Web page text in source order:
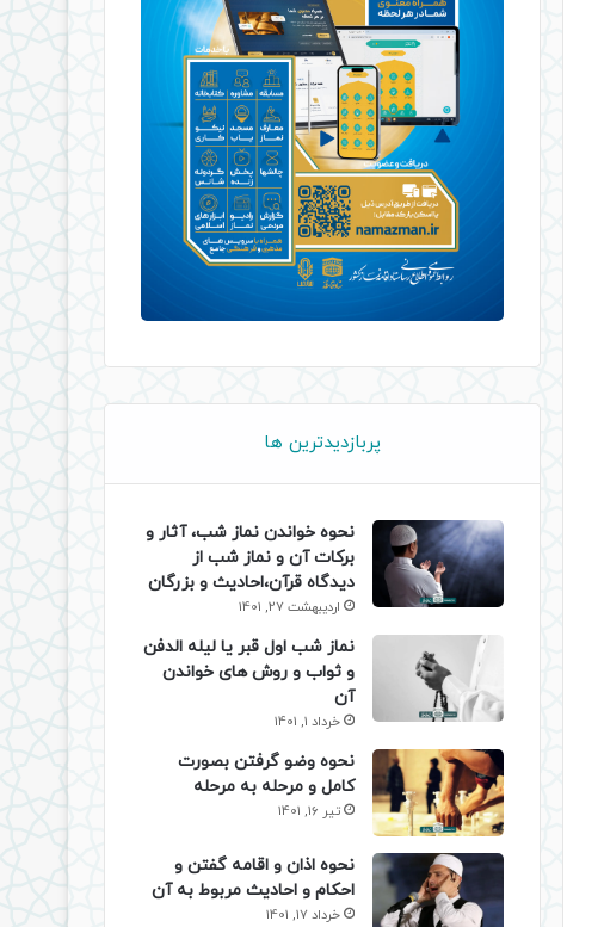
پربازدیدترین ها
نحوه خواندن نماز شب، آثار و
برکات آن و نماز شب از
دیدگاه قرآن،احادیث و بزرگان
اردیبهشت 27, 1401
نماز شب اول قبر یا لیله الدفن
و ثواب و روش های خواندن
آن
خرداد 1, 1401
نحوه وضو گرفتن بصورت
کامل و مرحله به مرحله
تیر 16, 1401
نحوه اذان و اقامه گفتن و
احکام و احادیث مربوط به آن
خرداد 17, 1401